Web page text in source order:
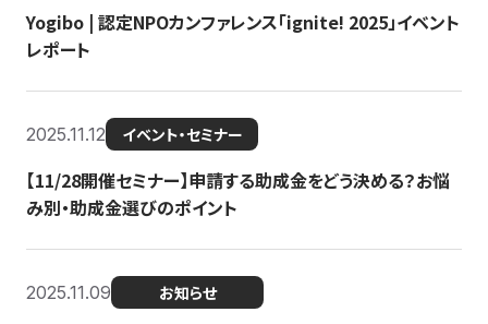
Yogibo | 認定NPOカンファレンス「ignite! 2025」イベント
レポート
2025.11.12 イベント・セミナー
【11/28開催セミナー】申請する助成金をどう決める？お悩
み別・助成金選びのポイント
2025.11.09 お知らせ